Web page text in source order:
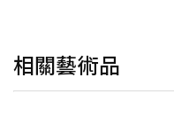
相關藝術品